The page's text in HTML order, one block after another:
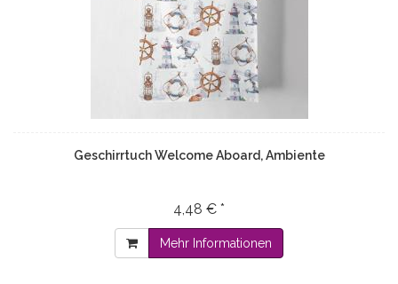
Geschirrtuch Welcome Aboard, Ambiente
4,48 € *
Mehr Informationen